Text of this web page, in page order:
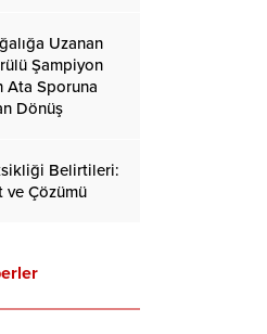
Uzanan
Şampiyon
Ata Sporuna
Dönüş
Belirtileri:
ve Çözümü